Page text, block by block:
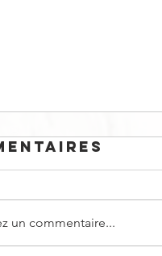
un commentaire...